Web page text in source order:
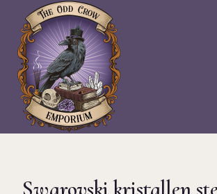
Doorgaan
naar
inhoud